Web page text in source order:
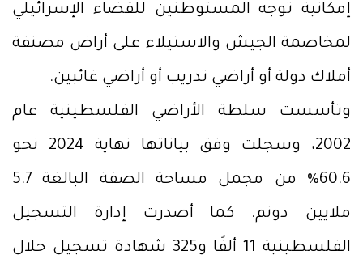
إمكانية توجه المستوطنين للقضاء الإسرائيلي
لمخاصمة الجيش والاستيلاء على أراض مصنفة
أملاك دولة أو أراضي تدريب أو أراضي غائبين.
وتأسست سلطة الأراضي الفلسطينية عام
2002، وسجلت وفق بياناتها نهاية 2024 نحو
60.6% من مجمل مساحة الضفة البالغة 5.7
ملايين دونم. كما أصدرت إدارة التسجيل
الفلسطينية 11 ألفًا و325 شهادة تسجيل خلال